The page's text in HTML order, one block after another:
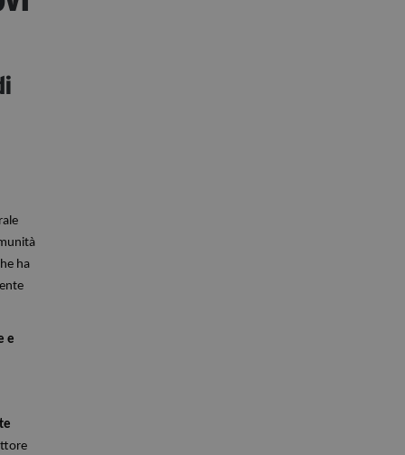
segreteria@tramefestival.it
ha
e